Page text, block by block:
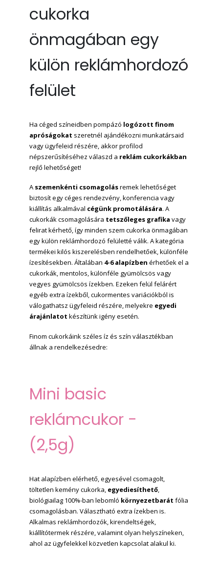
cukorka
önmagában egy
külön reklámhordozó
felület
Ha céged színeidben pompázó logózott finom
apróságokat szeretnél ajándékozni munkatársaid
vagy ügyfeleid részére, akkor profilod
népszerűsítéséhez válaszd a reklám cukorkákban
rejlő lehetőséget!
A szemenkénti csomagolásremek lehetőséget
biztosít egy céges rendezvény, konferencia vagy
kiállítás alkalmával cégünk promotálására. A
cukorkák csomagolására tetszőleges grafika vagy
felirat kérhető, így minden szem cukorka önmagában
egy külön reklámhordozó felületté válik. A kategória
termékei kilós kiszerelésben rendelhetőek, különféle
ízesítésekben. Általában 4-6 alapízben érhetőek el a
cukorkák, mentolos, különféle gyümölcsös vagy
vegyes gyümölcsös ízekben. Ezeken felül felárért
egyéb extra ízekből, cukormentes variációkból is
válogathatsz ügyfeleid részére, melyekre egyedi
árajánlatot készítünk igény esetén.
Finom cukorkáink széles íz és szín választékban
állnak a rendelkezésedre:
Mini basic
reklámcukor -
(2,5g)
Hat alapízben elérhető, egyesével csomagolt,
töltetlen kemény cukorka, egyediesíthető,
biológiailag 100%-ban lebomló környezetbarát fólia
csomagolásban. Választható extra ízekben is.
Alkalmas reklámhordozók, kirendeltségek,
kiállítótermek részére, valamint olyan helyszíneken,
ahol az ügyfelekkel közvetlen kapcsolat alakul ki.